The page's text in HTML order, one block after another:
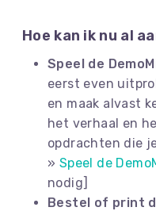
Hoe kan ik nu al
Speel de
eerst even
en maak alvast
het verhaal en
opdrachten die
» Speel de
nodig]
Bestel of print